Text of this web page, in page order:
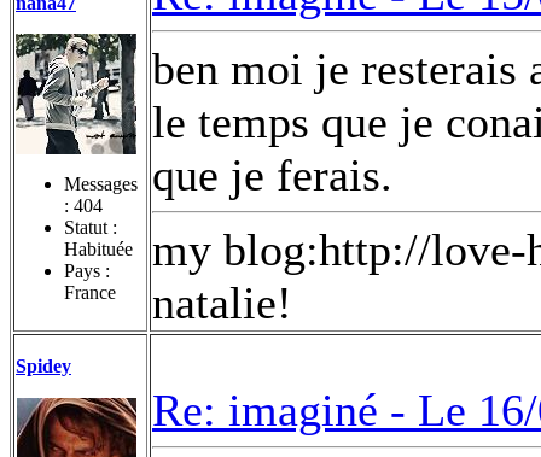
Messages
: 404
Statut :
Habituée
Pays :
France
ben moi je resterais
le temps que je
que je ferais.
my blog:http://love-
natalie!
Spidey
Re: imaginé - Le